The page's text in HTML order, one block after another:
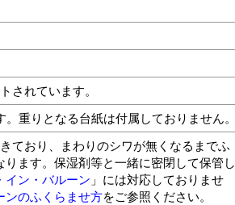
されています。
重りとなる台紙は付属しておりません。
ており、まわりのシワが無くなるまでふ
ます。保湿剤等と一緒に密閉して保管し
イン・バルーン 」には対応しておりませ
ンのふくらませ方をご参照ください。